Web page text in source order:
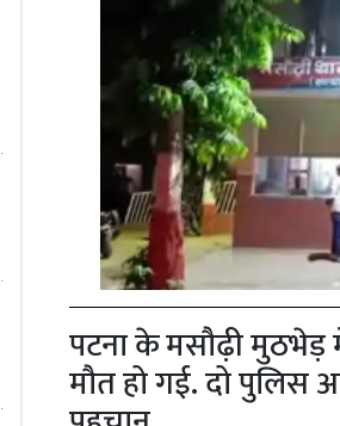
पटना के मसौढ़ी मुठभेड़
मौत हो गई. दो पुलिस